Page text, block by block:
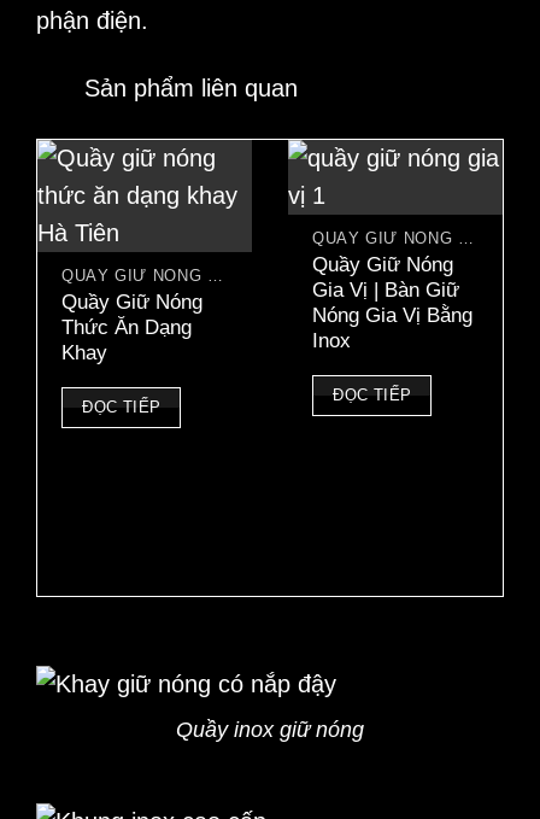
phận điện.
Sản phẩm liên quan
QUẦY GIỮ NÓNG THỨC ĂN
Quầy Giữ Nóng
Thức Ăn Dạng
Khay
ĐỌC TIẾP
QUẦY GIỮ NÓNG THỨC ĂN
Quầy Giữ Nóng
Gia Vị | Bàn Giữ
Nóng Gia Vị Bằng
Inox
ĐỌC TIẾP
Quầy inox giữ nóng